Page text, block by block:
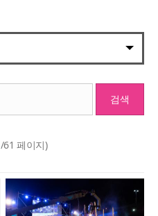
검색
/61 페이지)